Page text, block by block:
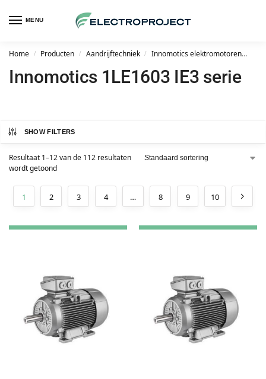
MENU
Home / Producten / Aandrijftechniek / Innomotics elektromotoren
Innomotics 1LE1603 IE3 serie
SHOW FILTERS
Resultaat 1–12 van de 112 resultaten
wordt getoond
1 2 3 4 … 8 9 10